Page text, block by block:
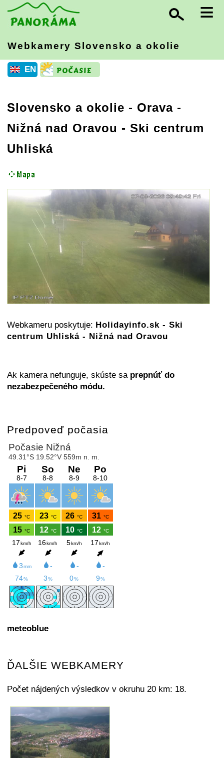
≡
Webkamery Slovensko a okolie
EN
Slovensko a okolie - Orava -
Nižná nad Oravou - Ski centrum
Uhliská
Webkameru poskytuje: Holidayinfo.sk - Ski
centrum Uhliská - Nižná nad Oravou
Ak kamera nefunguje, skúste sa prepnúť do
nezabezpečeného módu.
Predpoveď počasia
meteoblue
ĎALŠIE WEBKAMERY
Počet nájdených výsledkov v okruhu 20 km: 18.